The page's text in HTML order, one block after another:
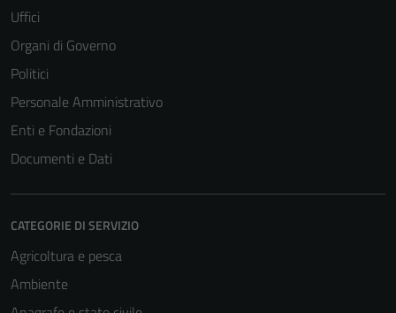
Uffici
Organi di Governo
Politici
Personale Amministrativo
Enti e Fondazioni
Documenti e Dati
CATEGORIE DI SERVIZIO
Agricoltura e pesca
Ambiente